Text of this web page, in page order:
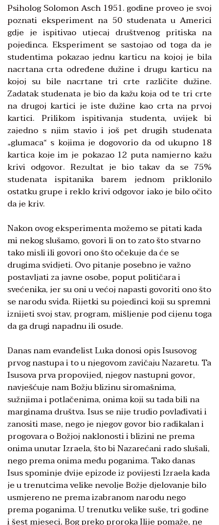
Psiholog Solomon Asch 1951. godine proveo je svoj
poznati eksperiment na 50 studenata u Americi
gdje je ispitivao utjecaj društvenog pritiska na
pojedinca. Eksperiment se sastojao od toga da je
studentima pokazao jednu karticu na kojoj je bila
nacrtana crta određene dužine i drugu karticu na
kojoj su bile nacrtane tri crte različite dužine.
Zadatak studenata je bio da kažu koja od te tri crte
na drugoj kartici je iste dužine kao crta na prvoj
kartici. Prilikom ispitivanja studenta, uvijek bi
zajedno s njim stavio i još pet drugih studenata
„glumaca“ s kojima je dogovorio da od ukupno 18
kartica koje im je pokazao 12 puta namjerno kažu
krivi odgovor. Rezultat je bio takav da se 75%
studenata ispitanika barem jednom priklonilo
ostatku grupe i reklo krivi odgovor iako je bilo očito
da je kriv.
Nakon ovog eksperimenta možemo se pitati kada
mi nekog slušamo, govori li on to zato što stvarno
tako misli ili govori ono što očekuje da će se
drugima svidjeti. Ovo pitanje posebno je važno
postavljati za javne osobe, poput političara i
svećenika, jer su oni u većoj napasti govoriti ono što
se narodu sviđa. Rijetki su pojedinci koji su spremni
iznijeti svoj stav, program, mišljenje pod cijenu toga
da ga drugi napadnu ili osude.
Danas nam evanđelist Luka donosi opis Isusovog
prvog nastupa i to u njegovom zavičaju Nazaretu. Ta
Isusova prva propovijed, njegov nastupni govor,
navješćuje nam Božju blizinu siromašnima,
sužnjima i potlačenima, onima koji su tada bili na
marginama društva. Isus se nije trudio povlađivati i
zanositi mase, nego je njegov govor bio radikalan i
progovara o Božjoj naklonosti i blizini ne prema
onima unutar Izraela, što bi Nazarećani rado slušali,
nego prema onima među poganima. Tako danas
Isus spominje dvije epizode iz povijesti Izraela kada
je u trenutcima velike nevolje Božje djelovanje bilo
usmjereno ne prema izabranom narodu nego
prema poganima. U trenutku velike suše, tri godine
i šest mjeseci, Bog preko proroka Ilije pomaže, ne